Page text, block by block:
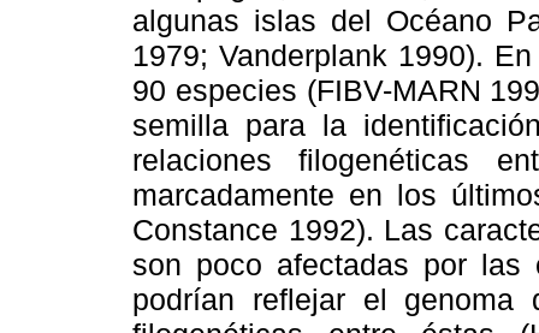
algunas islas del Océano
1979; Vanderplank 1990).
90 especies (FIBV-MARN
semilla para la
relaciones filogenéticas
marcadamente en los
Constance 1992). Las
son poco afectadas por las
podrían reflejar el